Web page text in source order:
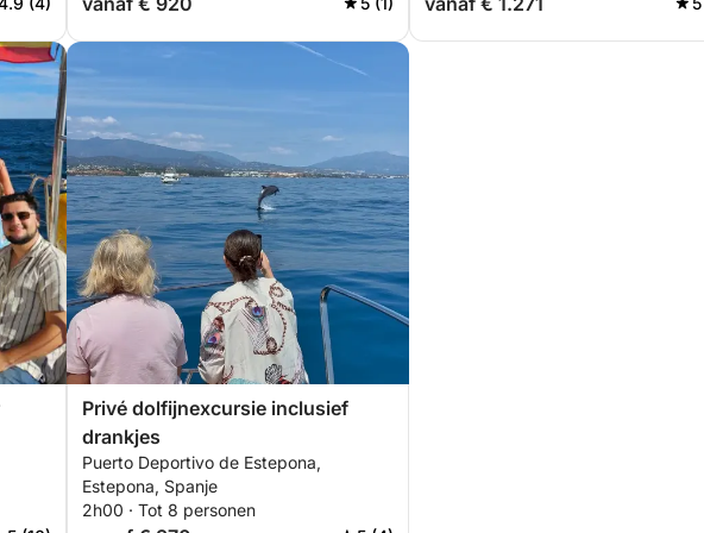
Privé dolfijnexcursie inclusief
drankjes
Puerto Deportivo de Estepona,
Estepona, Spanje
2h00 · Tot 8 personen